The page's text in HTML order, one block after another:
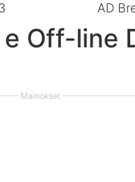
AD
Off-line
Mainokset